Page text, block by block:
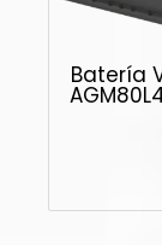
Batería